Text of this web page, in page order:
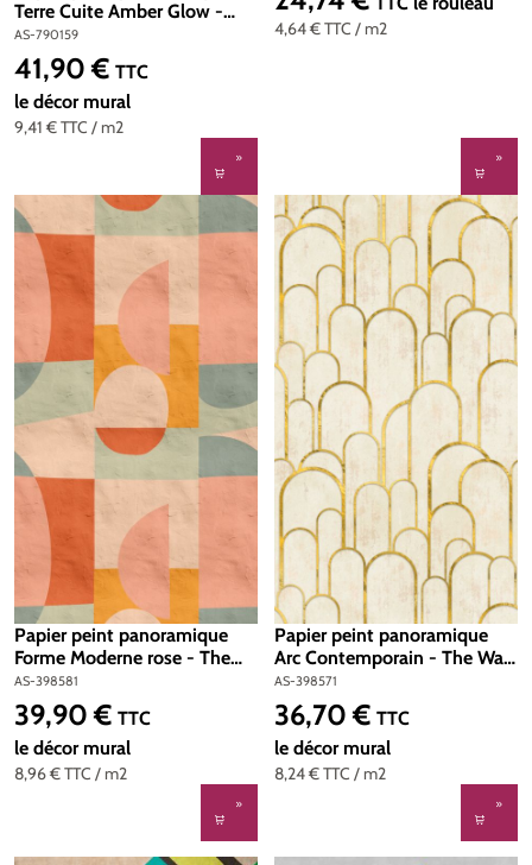
Terre Cuite Amber Glow -
Metropolitan Stories 4 Hot
Spots d'A.S. Création | Réf.
AS-790159
AS-790159
9,41 €TTC / m2
Prix régulier :
41,90 € TTC
le décor mural
4,64 €TTC / m2
Papier peint panoramique
Forme Moderne rose - The
Wall 3 d'A.S. Création | Réf.
AS-398581
AS-398581
8,96 €TTC / m2
Prix régulier :
39,90 € TTC
le décor mural
Papier peint panoramique
Arc Contemporain - The Wall
3 d'A.S. Création | Réf. AS-
398571
AS-398571
8,24 €TTC / m2
Prix régulier :
36,70 € TTC
le décor mural